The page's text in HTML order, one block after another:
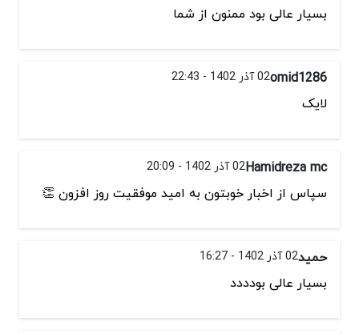
بسیار عالی بود ممنون از شما
omid128602 آذر 1402 - 22:43
لایک
Hamidreza mc02 آذر 1402 - 20:09
سپاس از اخبار خوبتون به اميد موفقيت روز افزون 👏
حمید02 آذر 1402 - 16:27
بسیار عالی بودددد